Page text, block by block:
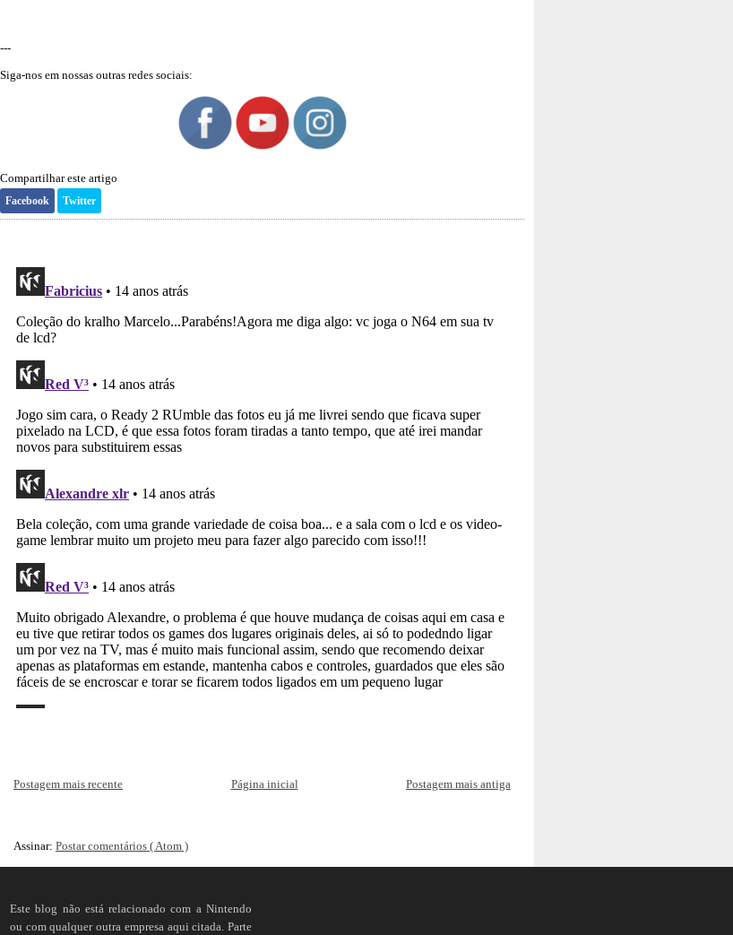
---
Siga-nos em nossas outras redes sociais:
Compartilhar este artigo
Facebook Twitter
Postagem mais recente Postagem mais antiga
Página inicial
Assinar: Postar comentários ( Atom )
Este blog não está relacionado com a Nintendo
ou com qualquer outra empresa aqui citada. Parte